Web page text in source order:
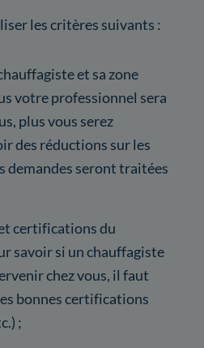
les critères suivants :
et sa zone
votre professionnel sera
plus vous serez
des réductions sur les
demandes seront traitées
certifications du
savoir si un chauffagiste
chez vous, il faut
bonnes certifications
;